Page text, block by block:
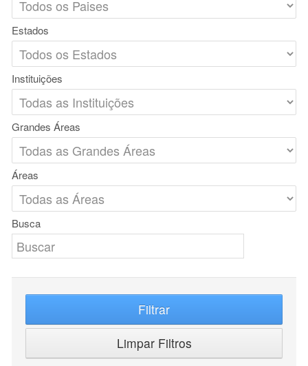
Estados
Instituições
Grandes Áreas
Áreas
Busca
Filtrar
Limpar Filtros